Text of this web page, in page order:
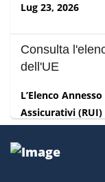
Lug 23, 2026
Consulta
dell'UE
L’Elenco
Assicurativi (RUI)
IVASS,
Lug 21, 2026